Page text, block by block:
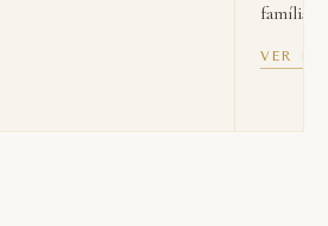
família,
VER